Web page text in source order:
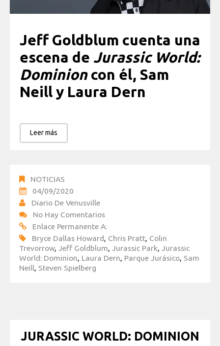
Jeff Goldblum cuenta una
escena de Jurassic World:
Dominioncon él, Sam
Neill y Laura Dern
Leer más
NOTICIAS
04/09/2020
Diario De Venusville
No Hay Comentarios
Enlace Permanente A:
Bryce Dallas Howard Chris Pratt Colin
Trevorrow, Jeff Goldblum Jurassic Park
Jurassic
World: Dominion Laura Dern Parque Jurásico Sam
Neill Steven Spielberg
JURASSIC WORLD: DOMINION